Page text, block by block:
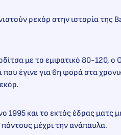
ρεκόρ στην ιστορία της
με το εμφατικό 80-120, ο
έγινε για 6η φορά στα
1995 και το εκτός έδρας ματς
μέχρι την ανάπαυλα.